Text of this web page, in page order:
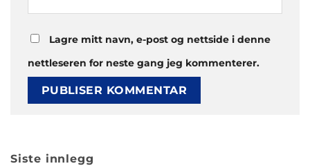
Lagre mitt navn, e-post og nettside i denne
nettleseren for neste gang jeg kommenterer.
Siste innlegg